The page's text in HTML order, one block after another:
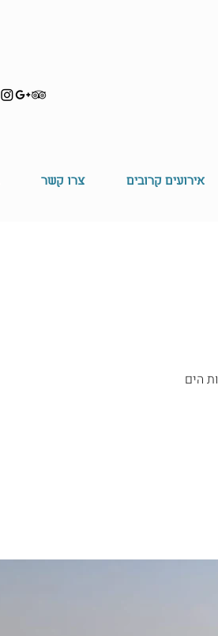
אירועים קרובים צרו קשר